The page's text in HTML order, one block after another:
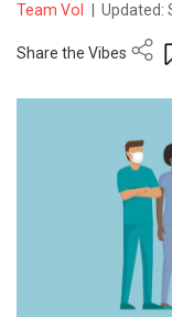
Team VoI Updated:
Share the Vibes